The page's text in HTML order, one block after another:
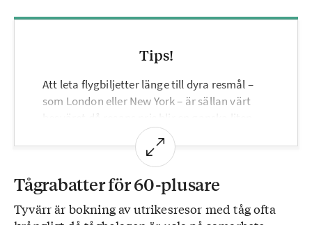
Tips!
Att leta flygbiljetter länge till dyra resmål –
som London eller New York – är sällan värt
besväret då resans pris blir en ganska liten
del av totalkostnaden. Omvänt kan flyget
vara en betydande del av resans kostnad om
man ska vara borta kort tid på ett billigt
resmål – som Albanien eller Marocko.
Tågrabatter för 60-plusare
Tyvärr är bokning av utrikesresor med tåg ofta